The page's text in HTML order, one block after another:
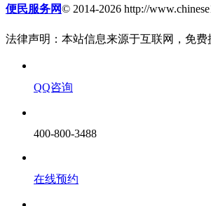
便民服务网© 2014-2026 http://
法律声明：本站信息来源于互联网，免
QQ咨询
400-800-3488
在线预约